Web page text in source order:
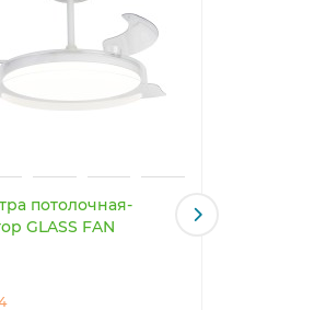
потолочная-
GLASS FAN